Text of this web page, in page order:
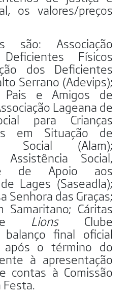
os valores/preços
são: Associação
Físicos
dos Deficientes
Serrano (Adevips);
Pais e Amigos de
Lageana de
para Crianças
em Situação de
Social (Alam);
Social,
e de Apoio aos
Lages (Saseadla);
Senhora das Graças;
Samaritano; Cáritas
e LionsClube
balanço final oficial
após o término do
à apresentação
contas à Comissão
Festa.